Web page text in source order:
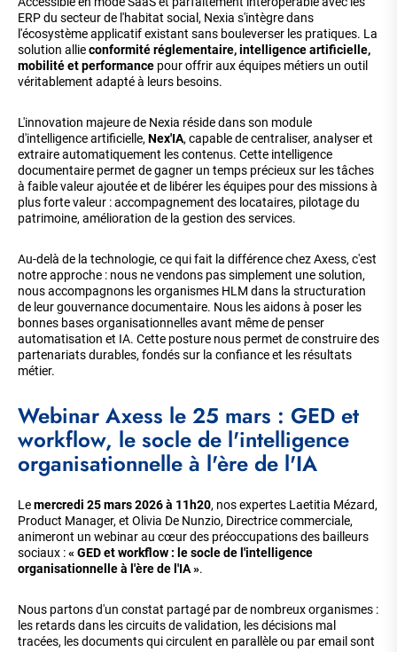
ERP du secteur de l'habitat social, Nexia s'intègre dans
l'écosystème applicatif existant sans bouleverser les pratiques. La
solution allieconformité réglementaire, intelligence artificielle,
mobilité et performance pour offrir aux équipes métiers un outil
véritablement adapté à leurs besoins.
L'innovation majeure de Nexia réside dans son module
d'intelligence artificielle, Nex'IA, capable de centraliser, analyser et
extraire automatiquement les contenus. Cette intelligence
documentaire permet de gagner un temps précieux sur les tâches
à faible valeur ajoutée et de libérer les équipes pour des missions à
plus forte valeur : accompagnement des locataires, pilotage du
patrimoine, amélioration de la gestion des services.
Au-delà de la technologie, ce qui fait la différence chez Axess, c'est
notre approche : nous ne vendons pas simplement une solution,
nous accompagnons les organismes HLM dans la structuration
de leur gouvernance documentaire. Nous les aidons à poser les
bonnes bases organisationnelles avant même de penser
automatisation et IA. Cette posture nous permet de construire des
partenariats durables, fondés sur la confiance et les résultats
métier.
Webinar Axess le 25 mars : GED et
workflow, le socle de l'intelligence
organisationnelle à l'ère de l'IA
Lemercredi 25 mars 2026 à 11h20, nos expertes Laetitia Mézard,
Product Manager, et Olivia De Nunzio, Directrice commerciale,
animeront un webinar au cœur des préoccupations des bailleurs
sociaux :« GED et workflow : le socle de l'intelligence
organisationnelle à l'ère de l'IA ».
Nous partons d'un constat partagé par de nombreux organismes :
les retards dans les circuits de validation, les décisions mal
tracées, les documents qui circulent en parallèle ou par email sont